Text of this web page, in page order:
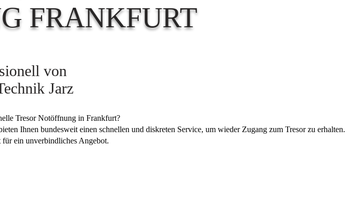
FRANKFURT
von
Jarz
Tresor Notöffnung in Frankfurt?
Ihnen bundesweit einen schnellen und diskreten Service, um wieder Zugang zum Tresor zu erhalten.
ein unverbindliches Angebot.